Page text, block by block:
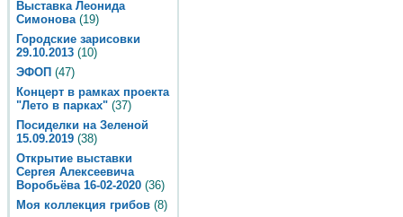
Выставка Леонида
Симонова(19)
Городские зарисовки
29.10.2013 (10)
ЭФОП (47)
Концерт в рамках проекта
"Лето в парках" (37)
Посиделки на Зеленой
15.09.2019 (38)
Открытие выставки
Сергея Алексеевича
Воробьёва 16-02-2020 (36)
Моя коллекция грибов (8)